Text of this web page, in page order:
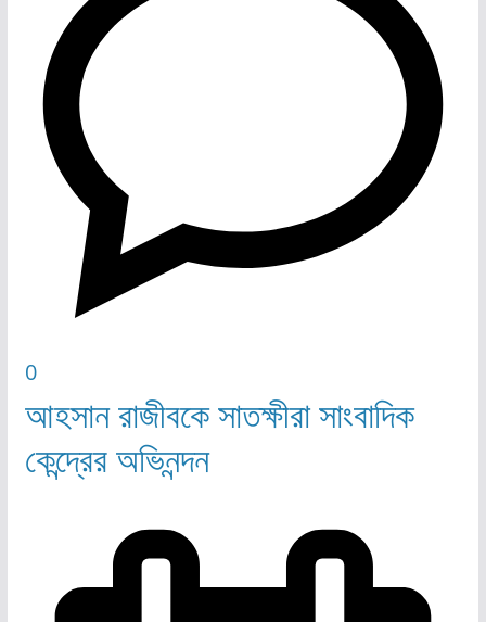
0
আহসান রাজীবকে সাতক্ষীরা সাংবাদিক
কেন্দ্রের অভিনন্দন